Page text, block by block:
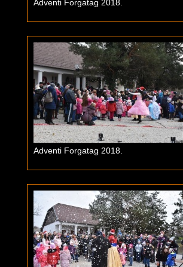
Adventi Forgatag 2018.
Adventi Forgatag 2018.